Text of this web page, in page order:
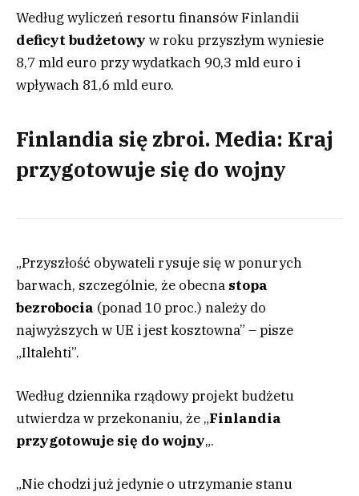
Według wyliczeń resortu finansów Finlandii
deficyt budżetowy w roku przyszłym wyniesie
8,7 mld euro przy wydatkach 90,3 mld euro i
wpływach 81,6 mld euro.
Finlandia się zbroi. Media: Kraj
przygotowuje się do wojny
„Przyszłość obywateli rysuje się w ponurych
barwach, szczególnie, że obecna stopa
bezrobocia (ponad 10 proc.) należy do
najwyższych w UE i jest kosztowna” – pisze
„Iltalehti”.
Według dziennika rządowy projekt budżetu
utwierdza w przekonaniu, że „Finlandia
przygotowuje się do wojny„.
„Nie chodzi już jedynie o utrzymanie stanu